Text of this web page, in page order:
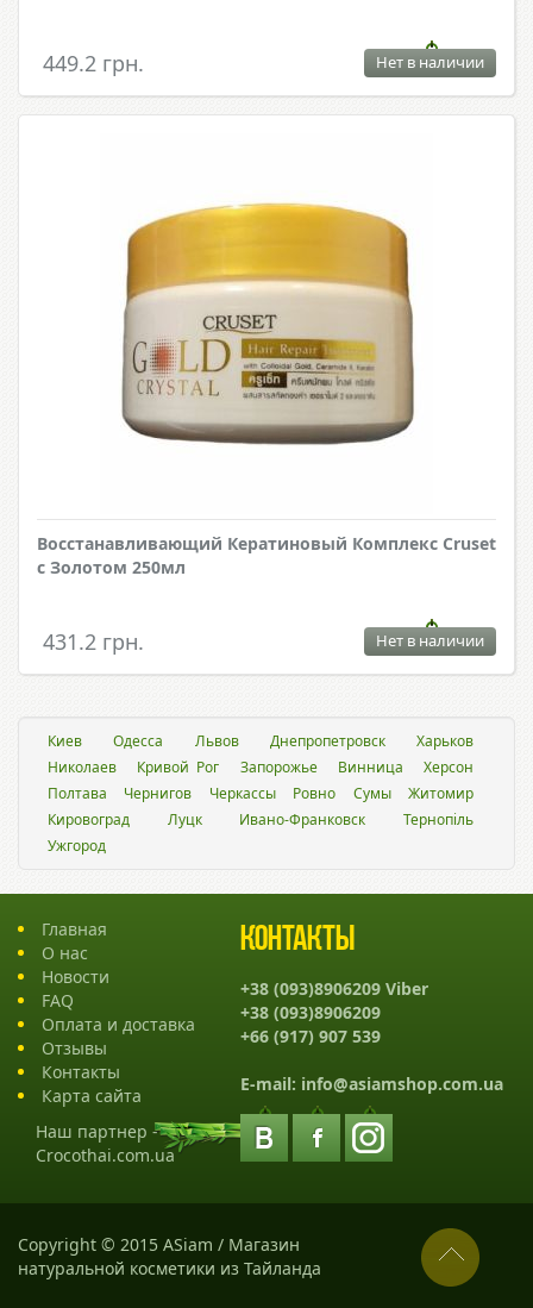
449.2 грн. Нет в наличии
Восстанавливающий Кератиновый Комплекс Cruset
с Золотом 250мл
431.2 грн. Нет в наличии
Киев Одесса Львов Днепропетровск
Харьков
Николаев
Кривой Рог Запорожье Винница
Херсон
Полтава
Чернигов Черкассы Ровно Сумы
Житомир
Кировоград
Луцк Ивано-Франковск
Тернопіль
Ужгород
Главная
О нас
Новости
FAQ
Оплата и доставка
Отзывы
Контакты
Карта сайта
Наш партнер -
Crocothai.com.ua
Контакты
+38 (093)8906209 Viber
+38 (093)8906209
+66 (917) 907 539
E-mail: info@asiamshop.com.ua
Copyright © 2015 ASiam / Магазин
натуральной косметики из Тайланда